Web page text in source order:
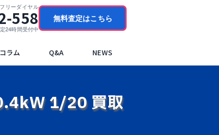
リーダイヤル
558
24時間受付中
無料査定はこちら
コラム Q&A NEWS
1/20 買取